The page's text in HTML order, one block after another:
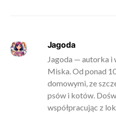
Jagoda
Jagoda — autorka i
Miska. Od ponad
domowymi, ze
psów i kotów.
współpracując z